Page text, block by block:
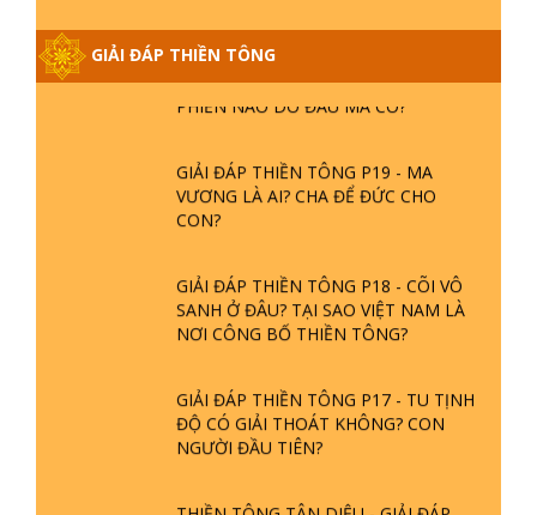
GIẢI ĐÁP THIỀN TÔNG
GIẢI ĐÁP THIỀN TÔNG ĐẶC BIỆT
GIẢI ĐÁP THIỀN TÔNG P19 - MA
VƯƠNG LÀ AI? CHA ĐỂ ĐỨC CHO
CON?
GIẢI ĐÁP THIỀN TÔNG P18 - CÕI VÔ
SANH Ở ĐÂU? TẠI SAO VIỆT NAM LÀ
NƠI CÔNG BỐ THIỀN TÔNG?
GIẢI ĐÁP THIỀN TÔNG P17 - TU TỊNH
ĐỘ CÓ GIẢI THOÁT KHÔNG? CON
NGƯỜI ĐẦU TIÊN?
THIỀN TÔNG TÂN DIỆU - GIẢI ĐÁP